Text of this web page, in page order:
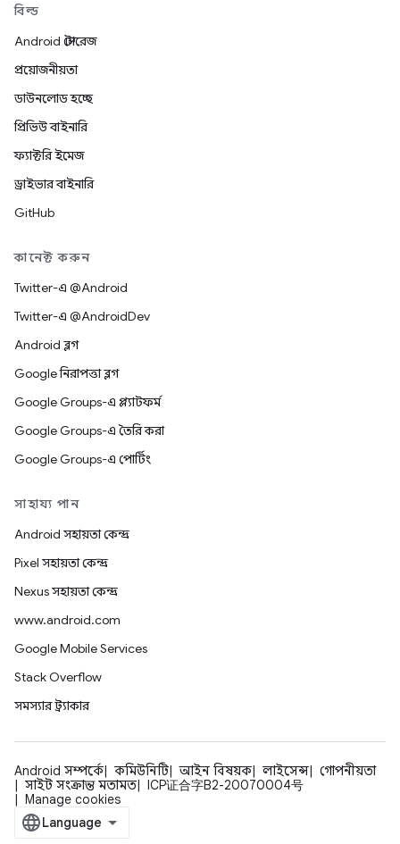
বিল্ড
Android স্টোরেজ
প্রয়োজনীয়তা
ডাউনলোড হচ্ছে
প্রিভিউ বাইনারি
ফ্যাক্টরি ইমেজ
ড্রাইভার বাইনারি
GitHub
কানেক্ট করুন
Twitter-এ @Android
Twitter-এ @AndroidDev
Android ব্লগ
Google নিরাপত্তা ব্লগ
Google Groups-এ প্ল্যাটফর্ম
Google Groups-এ তৈরি করা
Google Groups-এ পোর্টিং
সাহায্য পান
Android সহায়তা কেন্দ্র
Pixel সহায়তা কেন্দ্র
Nexus সহায়তা কেন্দ্র
www.android.com
Google Mobile Services
Stack Overflow
সমস্যার ট্র্যাকার
Android সম্পর্কে কমিউনিটি আইন বিষয়ক লাইসেন্স
গোপনীয়তা
সাইট সংক্রান্ত মতামত
ICP证合字B2-20070004号
Manage cookies